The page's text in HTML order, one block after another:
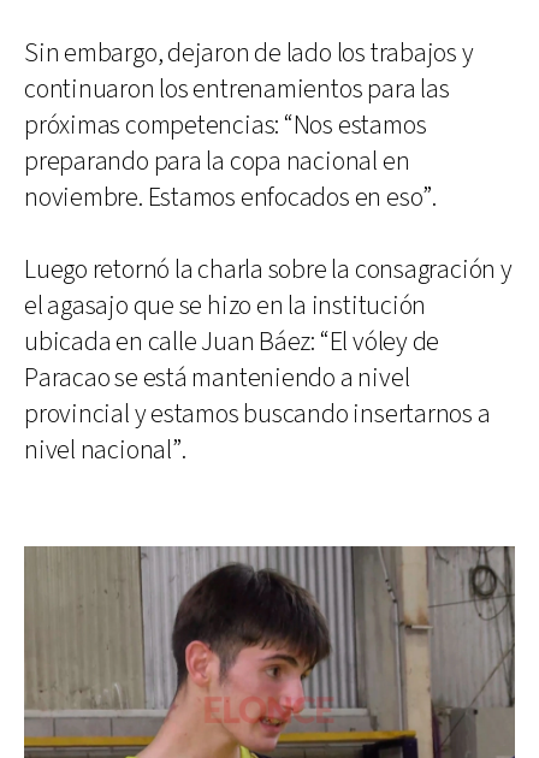
Sin embargo, dejaron de lado los trabajos y
continuaron los entrenamientos para las
próximas competencias: “Nos estamos
preparando para la copa nacional en
noviembre. Estamos enfocados en eso”.
Luego retornó la charla sobre la consagración y
el agasajo que se hizo en la institución
ubicada en calle Juan Báez: “El vóley de
Paracao se está manteniendo a nivel
provincial y estamos buscando insertarnos a
nivel nacional”.